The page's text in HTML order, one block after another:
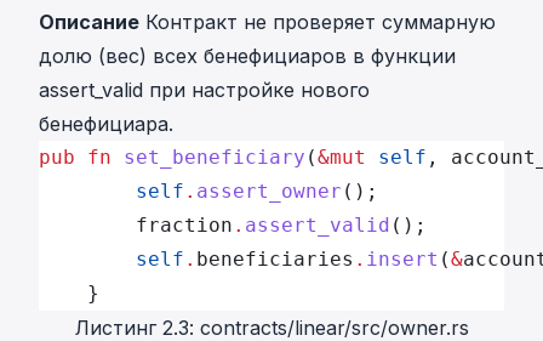
Описание Контракт не проверяет суммарную
долю (вес) всех бенефициаров в функции
assert_valid при настройке нового
бенефициара.
pub fn set_beneficiary (&mut self ,
		self
. assert_owner ();
		fraction
. assert_valid ();
		self
. beneficiaries . insert (&
	}
Листинг 2.3: contracts/linear/src/owner.rs